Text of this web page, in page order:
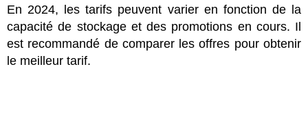
En 2024, les tarifs peuvent varier en fonction de la
capacité de stockage et des promotions en cours. Il
est recommandé de comparer les offres pour obtenir
le meilleur tarif.